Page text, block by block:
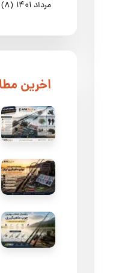
مرداد ۱۴۰۱
(۸)
​اخرین